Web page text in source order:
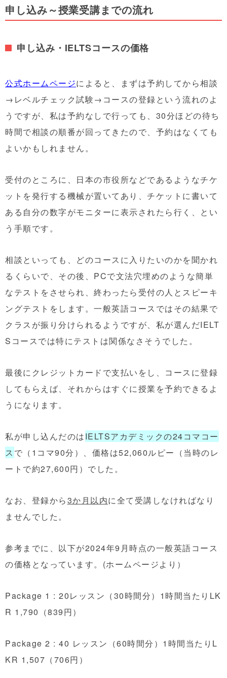
申し込み～授業受講までの流れ
申し込み・IELTSコースの価格
公式ホームページによると、まずは予約してから相談
→レベルチェック試験→コースの登録という流れのよ
うですが、私は予約なしで行っても、30分ほどの待ち
時間で相談の順番が回ってきたので、予約はなくても
よいかもしれません。
受付のところに、日本の市役所などであるようなチケ
ットを発行する機械が置いてあり、チケットに書いて
ある自分の数字がモニターに表示されたら行く、とい
う手順です。
相談といっても、どのコースに入りたいのかを聞かれ
るくらいで、その後、PCで文法穴埋めのような簡単
なテストをさせられ、終わったら受付の人とスピーキ
ングテストをします。一般英語コースではその結果で
クラスが振り分けられるようですが、私が選んだIELT
Sコースでは特にテストは関係なさそうでした。
最後にクレジットカードで支払いをし、コースに登録
してもらえば、それからはすぐに授業を予約できるよ
うになります。
私が申し込んだのはIELTSアカデミックの24コマコー
ス で（1コマ90分）、価格は52,060ルピー（当時のレ
ートで約27,600円）でした。
なお、登録から3か月以内に全て受講しなければなり
ませんでした。
参考までに、以下が2024年9月時点の一般英語コース
の価格となっています。(ホームページより）
Package 1 : 20レッスン（30時間分）1時間当たりLK
R 1,790（839円）
Package 2 : 40 レッスン（60時間分）1時間当たりL
KR 1,507（706円）